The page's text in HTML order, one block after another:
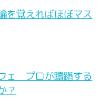
覚えればほぼマス
ェ プロが躊躇する
？